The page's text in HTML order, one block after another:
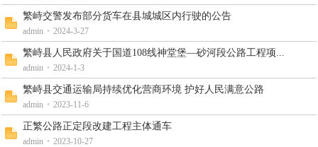
繁峙交警发布部分货车在县城城区内行驶的公告
admin • 2024-3-27
繁峙县人民政府关于国道108线神堂堡—砂河段公路工程项...
admin • 2024-1-3
繁峙县交通运输局持续优化营商环境 护好人民满意公路
admin • 2023-11-6
正繁公路正定段改建工程主体通车
admin • 2023-10-27